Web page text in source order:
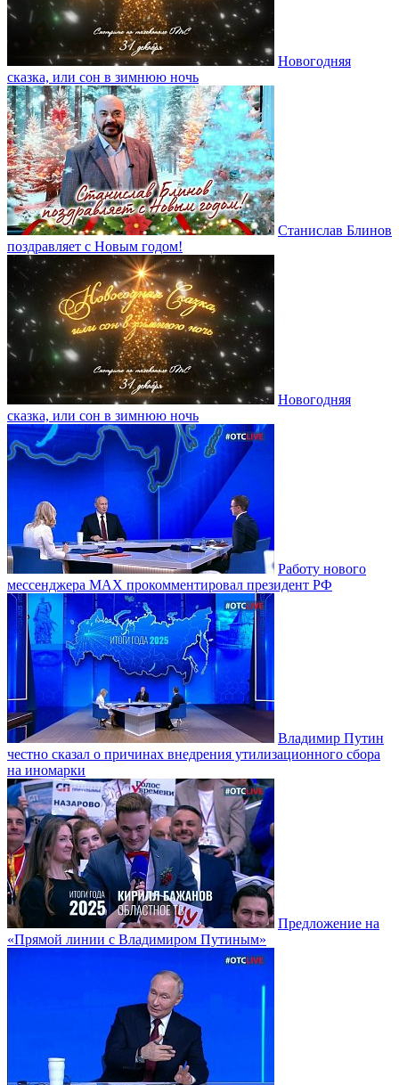
Новогодняя
сказка, или сон в зимнюю ночь
Станислав Блинов
поздравляет с Новым годом!
Новогодняя
сказка, или сон в зимнюю ночь
Работу нового
мессенджера MAX прокомментировал президент РФ
Владимир Путин
честно сказал о причинах внедрения утилизационного сбора
на иномарки
Предложение на
«Прямой линии с Владимиром Путиным»